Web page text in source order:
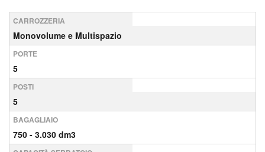
CARROZZERIA
Monovolume e Multispazio
PORTE
5
POSTI
5
BAGAGLIAIO
750 - 3.030 dm3